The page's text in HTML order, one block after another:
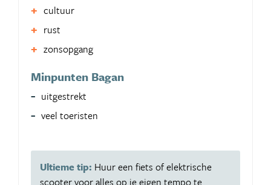
cultuur
rust
zonsopgang
Minpunten Bagan
uitgestrekt
veel toeristen
Ultieme tip: Huur een fiets of elektrische
scooter voor alles op je eigen tempo te